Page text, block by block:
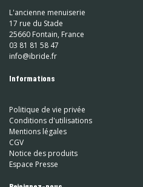
L'ancienne menuiserie
17 rue du Stade
25660 Fontain, France
03 81 81 58 47
info@ibride.fr
Informations
Politique de vie privée
Conditions d'utilisations
Mentions légales
CGV
Notice des produits
Espace Presse